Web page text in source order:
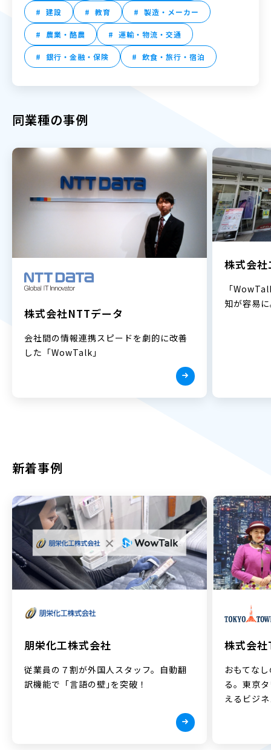
建設 教育 製造・メーカー
農業・酪農 運輸・物流・交通
銀行・金融・保険 飲食・旅行・宿泊
同業種の事例
株式会社NTTデータ
会社間の情報連携スピードを劇的に改善
した「WowTalk」
株式会
「
知が容易
新着事例
朋栄化工株式会社
従業員の７割が外国人スタッフ。自動翻
訳機能で「言語の壁｣を突破！
株式会
おもてな
る。東京
えるビジ